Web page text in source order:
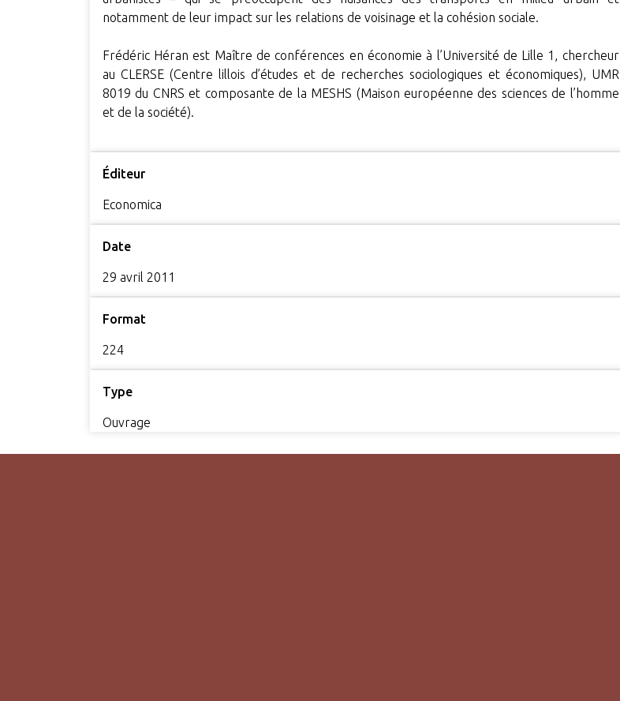
notamment de leur impact sur les relations de voisinage et la cohésion sociale.
Frédéric Héran est Maître de conférences en économie à l’Université de Lille 1, chercheur
au CLERSE (Centre lillois d’études et de recherches sociologiques et économiques), UMR
8019 du CNRS et composante de la MESHS (Maison européenne des sciences de l’homme
et de la société).
Éditeur
Economica
Date
29 avril 2011
Format
224
Type
Ouvrage